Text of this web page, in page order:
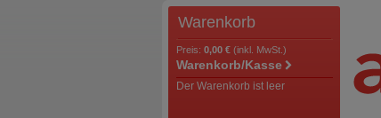
Warenkorb
Preis: 0,00 € (inkl. MwSt.)
Warenkorb/Kasse
Der Warenkorb ist leer